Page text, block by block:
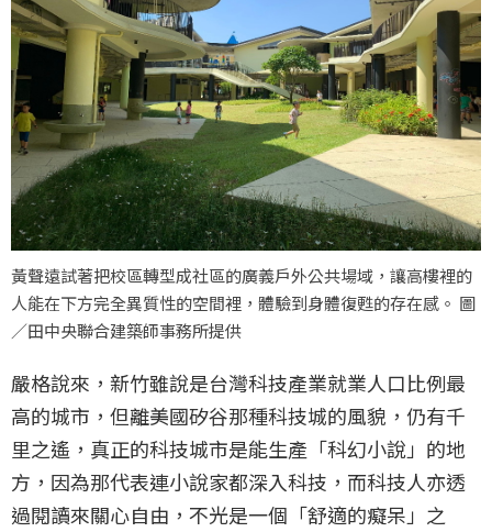
黃聲遠試著把校區轉型成社區的廣義戶外公共場域，讓高樓裡的
人能在下方完全異質性的空間裡，體驗到身體復甦的存在感。 圖
／田中央聯合建築師事務所提供
嚴格說來，新竹雖說是台灣科技產業就業人口比例最
高的城市，但離美國矽谷那種科技城的風貌，仍有千
里之遙，真正的科技城市是能生產「科幻小說」的地
方，因為那代表連小說家都深入科技，而科技人亦透
過閱讀來關心自由，不光是一個「舒適的癡呆」之